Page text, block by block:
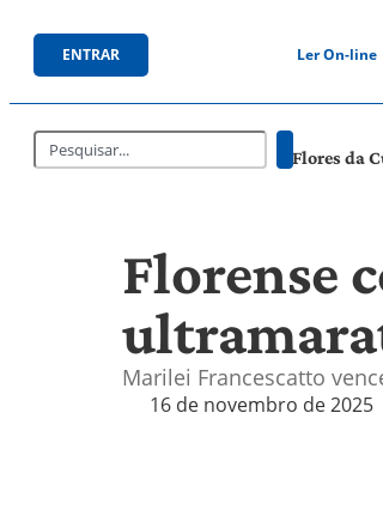
ENTRAR Ler On-line
Flores da
Florense
Marilei Francescatto
16 de novembro de 2025